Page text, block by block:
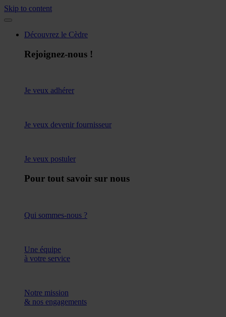
Skip to content
Découvrez le Cèdre
Rejoignez-nous !
Je veux adhérer
Je veux devenir fournisseur
Je veux postuler
Pour tout savoir sur nous
Qui sommes-nous ?
Une équipe
à votre service
Notre mission
& nos engagements